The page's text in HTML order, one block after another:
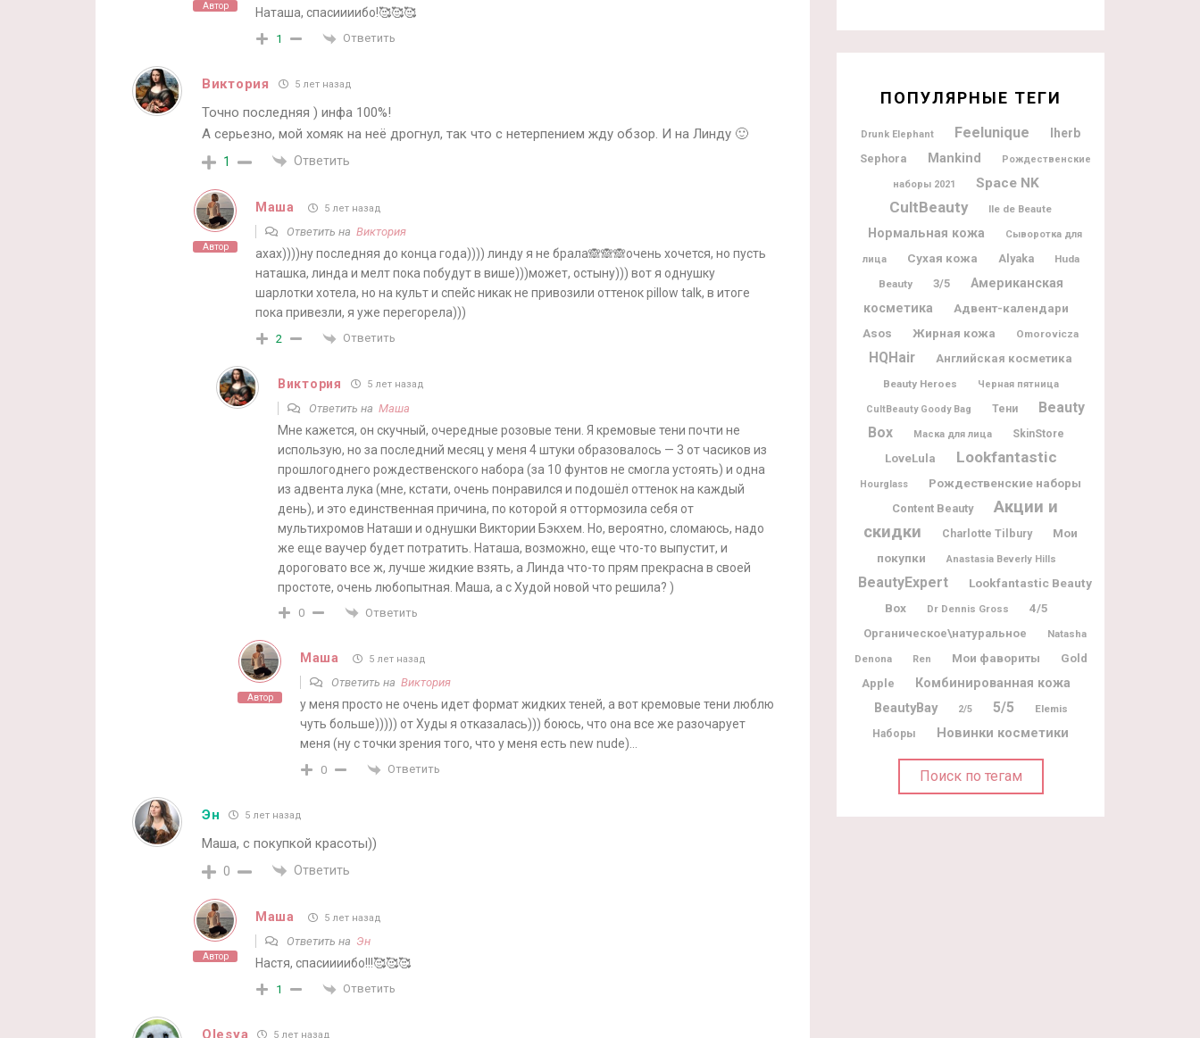
Автор Наташа, спасиииибо!🥰🥰🥰
1 Ответить
Виктория 5 лет назад
Точно последняя ) инфа 100%!
А серьезно, мой хомяк на неё дрогнул, так что с нетерпением жду обзор. И на Линду 🙂
1 Ответить
Автор
Маша 5 лет назад
Ответить на Виктория
ахах))))ну последняя до конца года)))) линду я не брала🙈🙈🙈очень хочется, но пусть
наташка, линда и мелт пока побудут в више)))может, остыну))) вот я однушку
шарлотки хотела, но на культ и спейс никак не привозили оттенок pillow talk, в итоге
пока привезли, я уже перегорела)))
2 Ответить
Виктория 5 лет назад
Ответить на Маша
Мне кажется, он скучный, очередные розовые тени. Я кремовые тени почти не
использую, но за последний месяц у меня 4 штуки образовалось — 3 от часиков из
прошлогоднего рождественского набора (за 10 фунтов не смогла устоять) и одна
из адвента лука (мне, кстати, очень понравился и подошёл оттенок на каждый
день), и это единственная причина, по которой я оттормозила себя от
мультихромов Наташи и однушки Виктории Бэкхем. Но, вероятно, сломаюсь, надо
же еще ваучер будет потратить. Наташа, возможно, еще что-то выпустит, и
дороговато все ж, лучше жидкие взять, а Линда что-то прям прекрасна в своей
простоте, очень любопытная. Маша, а с Худой новой что решила? )
0 Ответить
Автор
Маша 5 лет назад
Ответить на Виктория
у меня просто не очень идет формат жидких теней, а вот кремовые тени люблю
чуть больше))))) от Худы я отказалась))) боюсь, что она все же разочарует
меня (ну с точки зрения того, что у меня есть new nude)…
0 Ответить
Эн 5 лет назад
Маша, с покупкой красоты))
0 Ответить
Автор
Маша 5 лет назад
Ответить на Эн
Настя, спасиииибо!!!🥰🥰🥰
1 Ответить
Olesya 5 лет назад
ПОПУЛЯРНЫЕ ТЕГИ
Drunk Elephant Feelunique Iherb
Sephora Mankind Рождественские
наборы 2021 Space NK
CultBeauty Ile de Beaute
Нормальная кожа Сыворотка для
лица Сухая кожа Alyaka
Huda
Beauty
3/5
Американская
косметика
Адвент-календари
Asos Жирная кожа Omorovicza
HQHair Английская косметика
Beauty Heroes Черная пятница
CultBeauty Goody Bag Тени
Beauty
Box
Маска для лица SkinStore
LoveLula Lookfantastic
Hourglass Рождественские наборы
Content Beauty
Акции и
скидки
Charlotte Tilbury
Мои
покупки
Anastasia Beverly Hills
BeautyExpert
Lookfantastic Beauty
Box
Dr Dennis Gross
4/5
Органическое\натуральное
Natasha
Denona
Ren Мои фавориты
Gold
Apple
Комбинированная кожа
BeautyBay 2/5 5/5
Elemis
Наборы
Новинки косметики
Поиск по тегам